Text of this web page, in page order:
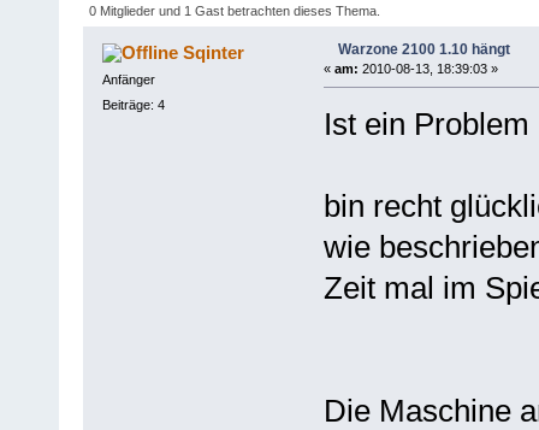
0 Mitglieder und 1 Gast betrachten dieses Thema.
Sqinter
Anfänger
Beiträge: 4
Warzone 2100 1.10 hängt
« am: 2010-08-13, 18:39:03 »
Ist ein
bin recht
wie
Zeit mal im
Die Maschine